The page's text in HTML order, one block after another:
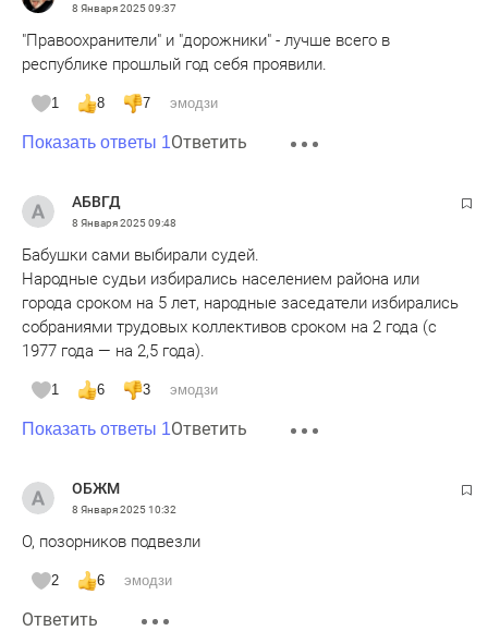
8 Января 202509:37
"Правоохранители" и "дорожники" - лучше всего в
республике прошлый год себя проявили.
1 8 7 эмодзи
Показать ответы 1Ответить
АБВГД
8 Января 202509:48
Бабушки сами выбирали судей.
Народные судьи избирались населением района или
города сроком на 5 лет, народные заседатели избирались
собраниями трудовых коллективов сроком на 2 года (с
1977 года — на 2,5 года).
1 6 3 эмодзи
Показать ответы 1Ответить
ОБЖМ
8 Января 202510:32
О, позорников подвезли
2 6 эмодзи
Ответить